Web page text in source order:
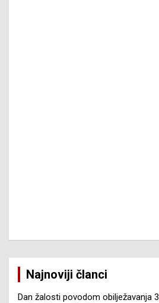
Najnoviji članci
Dan žalosti povodom obilježavanja